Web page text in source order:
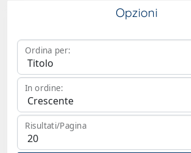
Opzioni
Ordina per:
In ordine:
Risultati/Pagina